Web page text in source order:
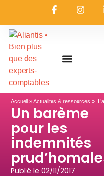
Accueil »Actualités & ressources »
Un barème
pour les
indemnités
Publié le02/11/2017